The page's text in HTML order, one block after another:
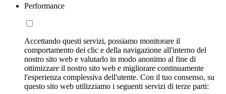
Performance
Accettando questi servizi, possiamo monitorare il
comportamento dei clic e della navigazione all'interno del
nostro sito web e valutarlo in modo anonimo al fine di
ottimizzare il nostro sito web e migliorare continuamente
l'esperienza complessiva dell'utente. Con il tuo consenso, su
questo sito web utilizziamo i seguenti servizi di terze parti: